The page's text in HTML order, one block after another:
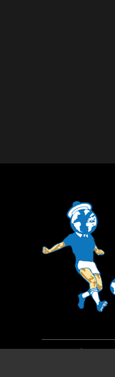
Mentions légales-
©2026 - Tous droits